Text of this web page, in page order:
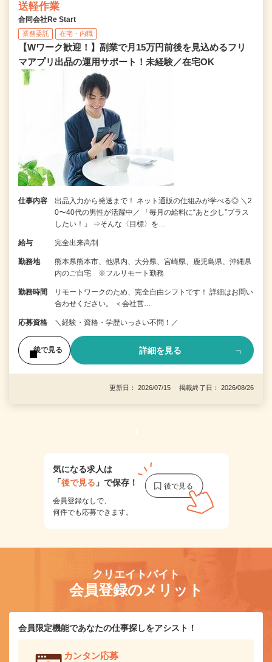
送軽作業
合同会社Re Start
業務委託 在宅・内職
【Wワーク歓迎！】副業で月15万円前後を見込めるフリ
マアプリ出品の運用サポート！未経験／在宅OK
仕事内容
出品入力から発送まで！ ネット通販の仕組みが学べる◎ ＼2
0〜40代の男性が活躍中／ 「毎月の給料に“あと少し”プラス
したい！」 ⇒そんな〈目標〉を…
給与 完全出来高制
勤務地
熊本県熊本市、他県内、大分県、宮崎県、鹿児島県、沖縄県
内のご自宅 ※フルリモート勤務
勤務時間
リモートワークのため、完全自由シフトです！ 詳細はお問い
合わせください。 ＜会社営…
応募資格 ＼経験・資格・学歴いっさい不問！／
後で見る 詳細を見る
更新日： 2026/07/15 掲載終了日： 2026/08/26
1
気になる求人は
「後で見る 」で保存！
会員登録なしで、
何件でも応募できます。
クリエイトバイト
会員登録のメリット
会員限定機能であなたの仕事探しをアシスト！
カンタン応募